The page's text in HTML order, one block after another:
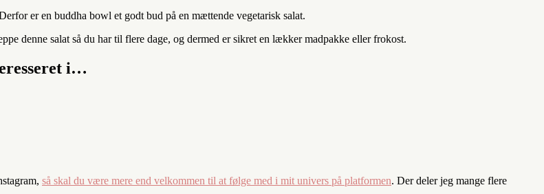
er en buddha bowl et godt bud på en mættende vegetarisk salat.
denne salat så du har til flere dage, og dermed er sikret en lækker madpakke eller frokost.
i…
så skal du være mere end velkommen til at følge med i mit univers på platformen. Der deler jeg mange flere